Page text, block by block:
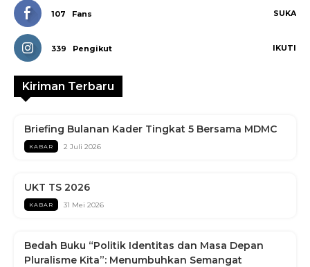
107 Fans SUKA
339 Pengikut IKUTI
Kiriman Terbaru
Briefing Bulanan Kader Tingkat 5 Bersama MDMC
KABAR 2 Juli 2026
UKT TS 2026
KABAR 31 Mei 2026
Bedah Buku “Politik Identitas dan Masa Depan
Pluralisme Kita”: Menumbuhkan Semangat